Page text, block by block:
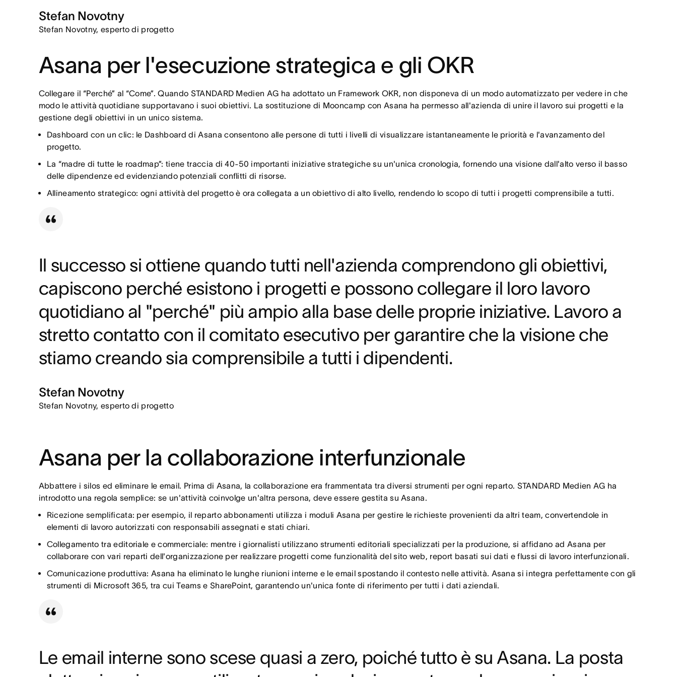
Stefan Novotny
Stefan Novotny, esperto di progetto
Asana per l'esecuzione strategica e gli OKR
Collegare il “Perché” al “Come”. Quando STANDARD Medien AG ha adottato un Framework OKR, non disponeva di un modo automatizzato per vedere in che
modo le attività quotidiane supportavano i suoi obiettivi. La sostituzione di Mooncamp con Asana ha permesso all'azienda di unire il lavoro sui progetti e la
gestione degli obiettivi in un unico sistema.
Dashboard con un clic: le Dashboard di Asana consentono alle persone di tutti i livelli di visualizzare istantaneamente le priorità e l'avanzamento del
progetto.
La “madre di tutte le roadmap”: tiene traccia di 40-50 importanti iniziative strategiche su un'unica cronologia, fornendo una visione dall'alto verso il basso
delle dipendenze ed evidenziando potenziali conflitti di risorse.
Allineamento strategico: ogni attività del progetto è ora collegata a un obiettivo di alto livello, rendendo lo scopo di tutti i progetti comprensibile a tutti.
Il successo si ottiene quando tutti nell'azienda comprendono gli obiettivi,
capiscono perché esistono i progetti e possono collegare il loro lavoro
quotidiano al "perché" più ampio alla base delle proprie iniziative. Lavoro a
stretto contatto con il comitato esecutivo per garantire che la visione che
stiamo creando sia comprensibile a tutti i dipendenti.
Stefan Novotny
Stefan Novotny, esperto di progetto
Asana per la collaborazione interfunzionale
Abbattere i silos ed eliminare le email. Prima di Asana, la collaborazione era frammentata tra diversi strumenti per ogni reparto. STANDARD Medien AG ha
introdotto una regola semplice: se un'attività coinvolge un'altra persona, deve essere gestita su Asana.
Ricezione semplificata: per esempio, il reparto abbonamenti utilizza i moduli Asana per gestire le richieste provenienti da altri team, convertendole in
elementi di lavoro autorizzati con responsabili assegnati e stati chiari.
Collegamento tra editoriale e commerciale: mentre i giornalisti utilizzano strumenti editoriali specializzati per la produzione, si affidano ad Asana per
collaborare con vari reparti dell'organizzazione per realizzare progetti come funzionalità del sito web, report basati sui dati e flussi di lavoro interfunzionali.
Comunicazione produttiva: Asana ha eliminato le lunghe riunioni interne e le email spostando il contesto nelle attività. Asana si integra perfettamente con gli
strumenti di Microsoft 365, tra cui Teams e SharePoint, garantendo un'unica fonte di riferimento per tutti i dati aziendali.
Le email interne sono scese quasi a zero, poiché tutto è su Asana. La posta